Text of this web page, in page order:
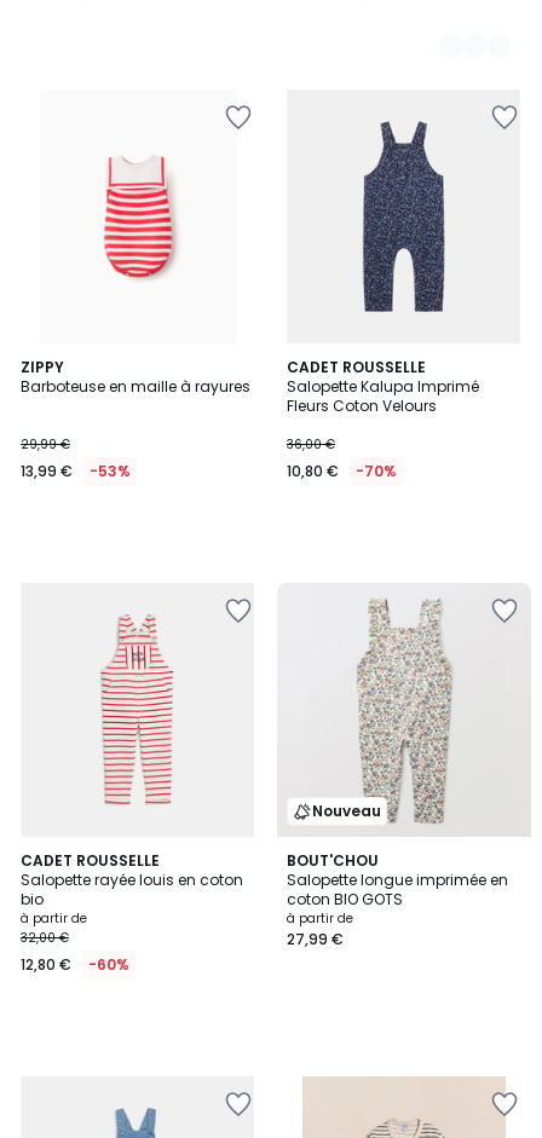
ZIPPY
Barboteuse en maille à rayures
29,99 €
13,99 € -53%
CADET ROUSSELLE
Salopette Kalupa Imprimé
Fleurs Coton Velours
36,00 €
10,80 € -70%
CADET ROUSSELLE
Salopette rayée louis en coton
bio
à partir de
32,00 €
12,80 € -60%
Nouveau
BOUT'CHOU
Salopette longue imprimée en
coton BIO GOTS
à partir de
27,99 €